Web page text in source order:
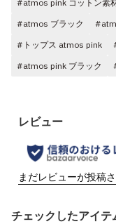
#atmos pink コットン素
#atmos ブラック
#トップス atmos pink
#atmos pink ブラック
チェックしたアイテ